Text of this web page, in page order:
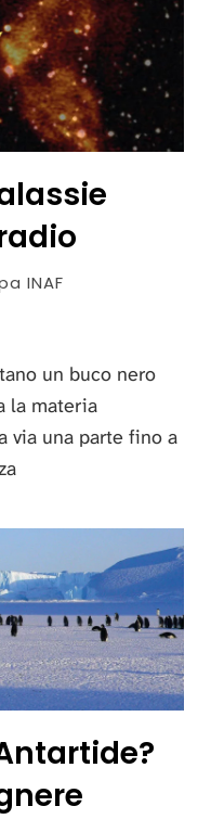
INAF
un buco nero
la materia
via una parte fino a